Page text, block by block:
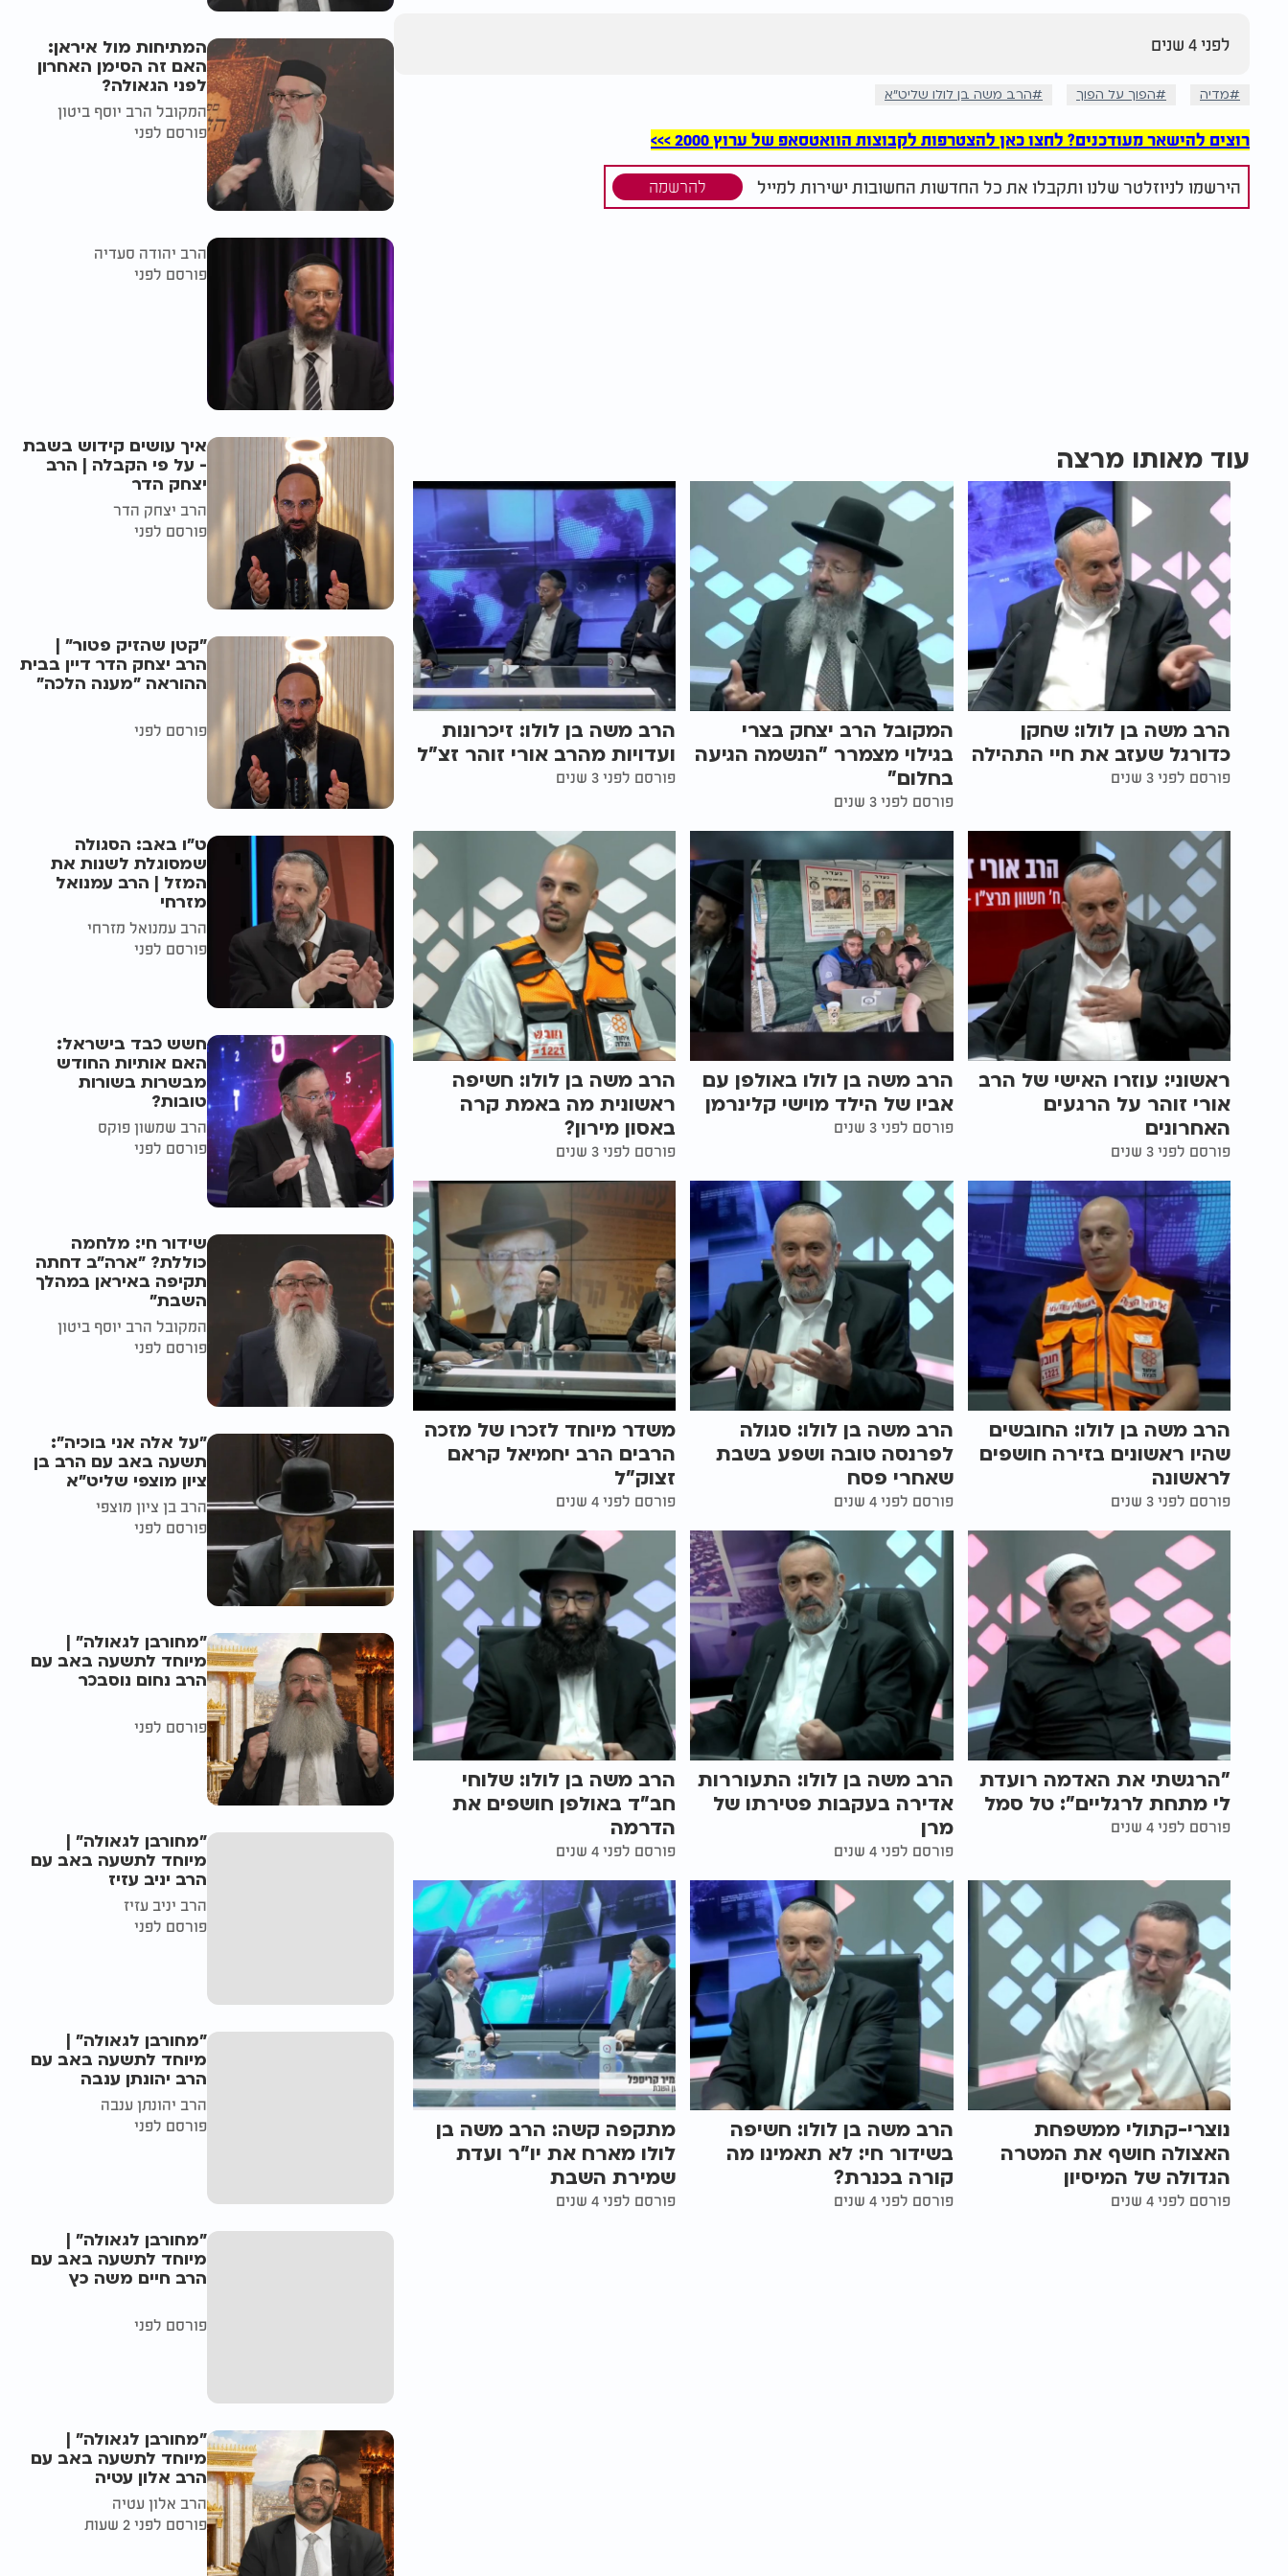
לפני 4 שנים
מדיה הפוך על הפוך הרב משה בן לולו שליט"א
רוצים להישאר מעודכנים? לחצו כאן להצטרפות לקבוצות הוואטסאפ של ערוץ 2000 >>>
הירשמו לניוזלטר שלנו ותקבלו את כל החדשות החשובות ישירות למייל להרשמה
עוד מאותו מרצה
הרב משה בן לולו: שחקן
כדורגל שעזב את חיי התהילה
פורסם לפני 3 שנים
המקובל הרב יצחק בצרי
בגילוי מצמרר "הנשמה הגיעה
בחלום"
פורסם לפני 3 שנים
הרב משה בן לולו: זיכרונות
ועדויות מהרב אורי זוהר זצ"ל
פורסם לפני 3 שנים
ראשוני: עוזרו האישי של הרב
אורי זוהר על הרגעים
האחרונים
פורסם לפני 3 שנים
הרב משה בן לולו באולפן עם
אביו של הילד מוישי קלינרמן
פורסם לפני 3 שנים
הרב משה בן לולו: חשיפה
ראשונית מה באמת קרה
באסון מירון?
פורסם לפני 3 שנים
הרב משה בן לולו: החובשים
שהיו ראשונים בזירה חושפים
לראשונה
פורסם לפני 3 שנים
הרב משה בן לולו: סגולה
לפרנסה טובה ושפע בשבת
שאחרי פסח
פורסם לפני 4 שנים
משדר מיוחד לזכרו של מזכה
הרבים הרב יחמיאל קראם
זצוק"ל
פורסם לפני 4 שנים
"הרגשתי את האדמה רועדת
לי מתחת לרגליים": טל סמל
פורסם לפני 4 שנים
הרב משה בן לולו: התעוררות
אדירה בעקבות פטירתו של
מרן
פורסם לפני 4 שנים
הרב משה בן לולו: שלוחי
חב"ד באולפן חושפים את
הדרמה
פורסם לפני 4 שנים
נוצרי-קתולי ממשפחת
האצולה חושף את המטרה
הגדולה של המיסיון
פורסם לפני 4 שנים
הרב משה בן לולו: חשיפה
בשידור חי: לא תאמינו מה
קורה בכנרת?
פורסם לפני 4 שנים
מתקפה קשה: הרב משה בן
לולו מארח את יו"ר ועדת
שמירת השבת
פורסם לפני 4 שנים
המתיחות מול איראן:
האם זה הסימן האחרון
לפני הגאולה?
המקובל הרב יוסף ביטון
פורסם לפני
הרב יהודה סעדיה
פורסם לפני
איך עושים קידוש בשבת
- על פי הקבלה | הרב
יצחק הדר
הרב יצחק הדר
פורסם לפני
"קטן שהזיק פטור" |
הרב יצחק הדר דיין בבית
ההוראה "מענה הלכה"
פורסם לפני
ט"ו באב: הסגולה
שמסוגלת לשנות את
המזל | הרב עמנואל
מזרחי
הרב עמנואל מזרחי
פורסם לפני
חשש כבד בישראל:
האם אותיות החודש
מבשרות בשורות
טובות?
הרב שמשון פוקס
פורסם לפני
שידור חי: מלחמה
כוללת? ״ארה"ב דחתה
תקיפה באיראן במהלך
השבת״
המקובל הרב יוסף ביטון
פורסם לפני
"על אלה אני בוכיה":
תשעה באב עם הרב בן
ציון מוצפי שליט"א
הרב בן ציון מוצפי
פורסם לפני
"מחורבן לגאולה" |
מיוחד לתשעה באב עם
הרב נחום נוסבכר
פורסם לפני
"מחורבן לגאולה" |
מיוחד לתשעה באב עם
הרב יניב עזיז
הרב יניב עזיז
פורסם לפני
"מחורבן לגאולה" |
מיוחד לתשעה באב עם
הרב יהונתן ענבה
הרב יהונתן ענבה
פורסם לפני
"מחורבן לגאולה" |
מיוחד לתשעה באב עם
הרב חיים משה כץ
פורסם לפני
"מחורבן לגאולה" |
מיוחד לתשעה באב עם
הרב אלון עטיה
הרב אלון עטיה
פורסם לפני 2 שעות